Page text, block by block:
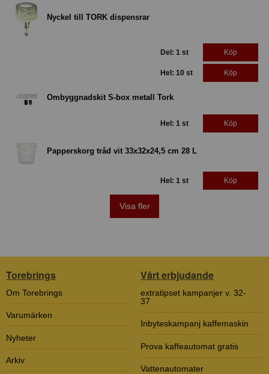
Nyckel till TORK dispensrar
Del: 1 st Köp
Hel: 10 st Köp
Ombyggnadskit S-box metall Tork
Hel: 1 st Köp
Papperskorg tråd vit 33x32x24,5 cm 28 L
Hel: 1 st Köp
Visa fler
Torebrings
Om Torebrings
Varumärken
Nyheter
Arkiv
Vårt erbjudande
extratipset kampanjer v. 32-
37
Inbyteskampanj kaffemaskin
Prova kaffeautomat gratis
Vattenautomater